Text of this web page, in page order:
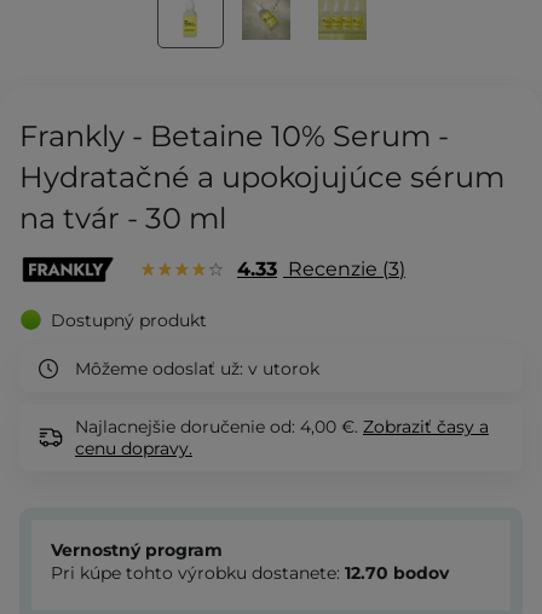
Frankly - Betaine 10% Serum -
Hydratačné a upokojujúce sérum
na tvár - 30 ml
4.33 Recenzie 3
Dostupný produkt
Môžeme odoslať už: v utorok
Najlacnejšie doručenie od: 4,00 €. Zobraziť časy a
cenu dopravy.
Vernostný program
Pri kúpe tohto výrobku dostanete: 12.70 bodov